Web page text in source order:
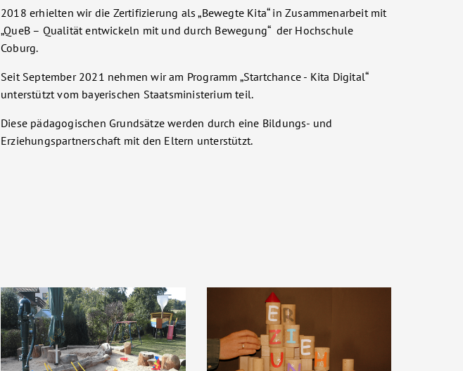
2018 erhielten wir die Zertifizierung als „Bewegte Kita“ in Zusammenarbeit mit
„QueB – Qualität entwickeln mit und durch Bewegung“ der Hochschule
Coburg.
Seit September 2021 nehmen wir am Programm „Startchance - Kita Digital“
unterstützt vom bayerischen Staatsministerium teil.
Diese pädagogischen Grundsätze werden durch eine Bildungs- und
Erziehungspartnerschaft mit den Eltern unterstützt.